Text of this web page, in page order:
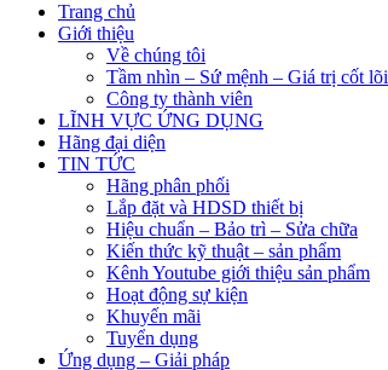
Trang chủ
Giới thiệu
Về chúng tôi
Tầm nhìn – Sứ mệnh – Giá trị cốt lõi
Công ty thành viên
LĨNH VỰC ỨNG DỤNG
Hãng đại diện
TIN TỨC
Hãng phân phối
Lắp đặt và HDSD thiết bị
Hiệu chuẩn – Bảo trì – Sửa chữa
Kiến thức kỹ thuật – sản phẩm
Kênh Youtube giới thiệu sản phẩm
Hoạt động sự kiện
Khuyến mãi
Tuyển dụng
Ứng dụng – Giải pháp